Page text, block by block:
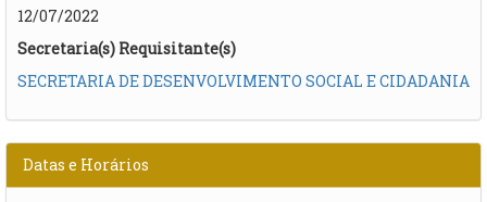
12/07/2022
Secretaria(s) Requisitante(s)
SECRETARIA DE DESENVOLVIMENTO SOCIAL E CIDADANIA
Datas e Horários